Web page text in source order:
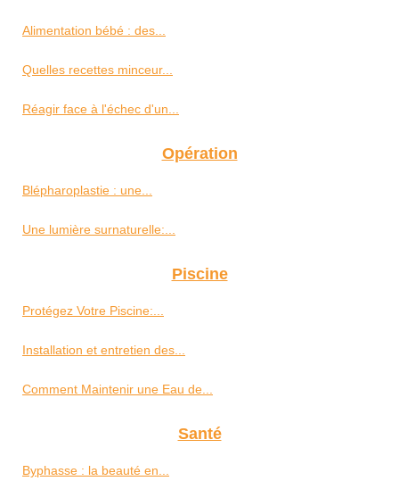
Alimentation bébé : des...
Quelles recettes minceur...
Réagir face à l'échec d'un...
Opération
Blépharoplastie : une...
Une lumière surnaturelle:...
Piscine
Protégez Votre Piscine:...
Installation et entretien des...
Comment Maintenir une Eau de...
Santé
Byphasse : la beauté en...